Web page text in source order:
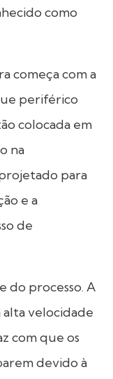
como
começa com a
periférico
colocada em
na
para
e a
de
do processo. A
alta velocidade
com que os
devido à